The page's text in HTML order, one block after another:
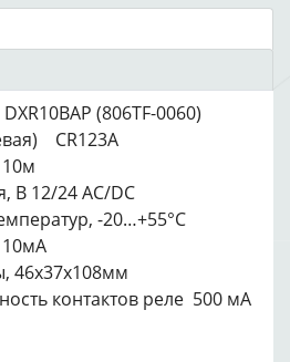
(806TF-0060)
CR123A
В 12/24 AC/DC
-20…+55°С
46x37x108мм
контактов реле 500 мА